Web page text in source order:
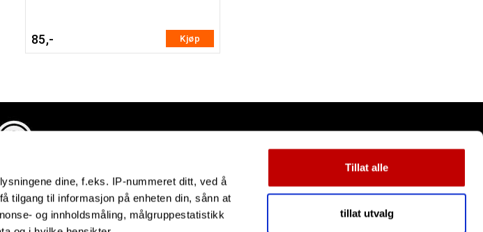
dine, f.eks. IP-nummeret ditt, ved å
tilgang til informasjon på enheten din, sånn at
og innholdsmåling, målgruppestatistikk
Tillat alle
tillat utvalg
85,- Kjøp
4
Grimstad
991434461